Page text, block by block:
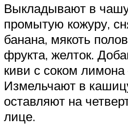
Выкладывают в
промытую кожуру,
банана, мякоть
фрукта, желток.
киви с соком
Измельчают в
оставляют на
лице.